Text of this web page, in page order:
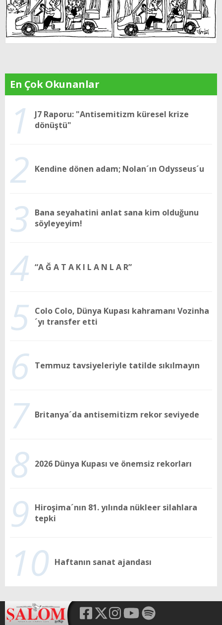
En Çok Okunanlar
1
J7 Raporu: "Antisemitizm küresel krize
dönüştü"
2 Kendine dönen adam; Nolan´ın Odysseus´u
3 Bana seyahatini anlat sana kim olduğunu
söyleyeyim!
4 “A Ğ A T A K I L A N L A R”
5 Colo Colo, Dünya Kupası kahramanı Vozinha
´yı transfer etti
6 Temmuz tavsiyeleriyle tatilde sıkılmayın
7 Britanya´da antisemitizm rekor seviyede
8 2026 Dünya Kupası ve önemsiz rekorları
9
Hiroşima´nın 81. yılında nükleer silahlara
tepki
10 Haftanın sanat ajandası